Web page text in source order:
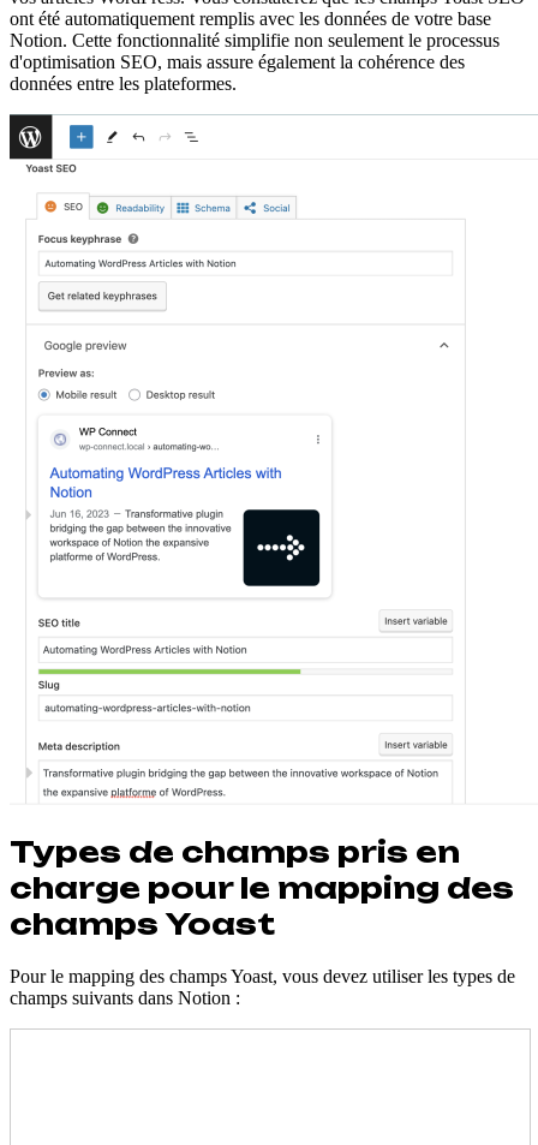
ont été automatiquement remplis avec les données de votre base
Notion. Cette fonctionnalité simplifie non seulement le processus
d'optimisation SEO, mais assure également la cohérence des
données entre les plateformes.
Types de champs pris en
charge pour le mapping des
champs Yoast
Pour le mapping des champs Yoast, vous devez utiliser les types de
champs suivants dans Notion :